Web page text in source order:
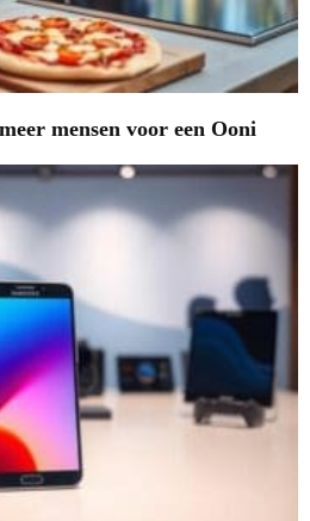
mensen voor een Ooni